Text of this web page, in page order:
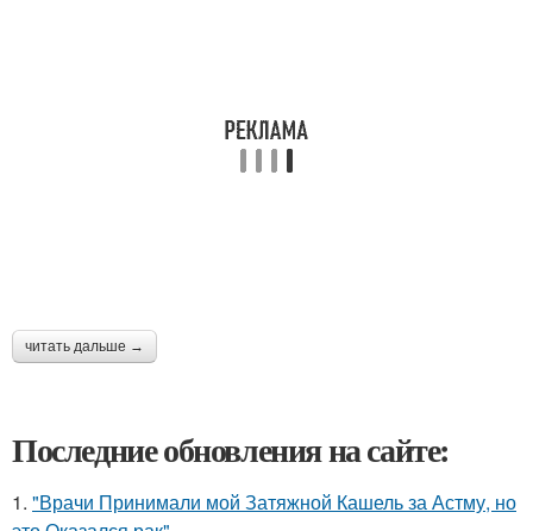
читать дальше →
Последние обновления на сайте:
1. "Врачи Принимали мой Затяжной Кашель за Астму, но